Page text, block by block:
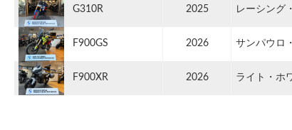
G310R 2025 レーシング
F900GS 2026 サンパウロ
F900XR 2026 ライト・ホ